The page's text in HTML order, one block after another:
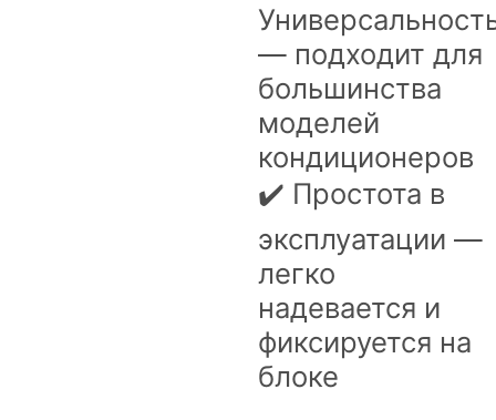
— подходит для
большинства
моделей
кондиционеров
✔️ Простота в
эксплуатации —
легко
надевается и
фиксируется на
блоке